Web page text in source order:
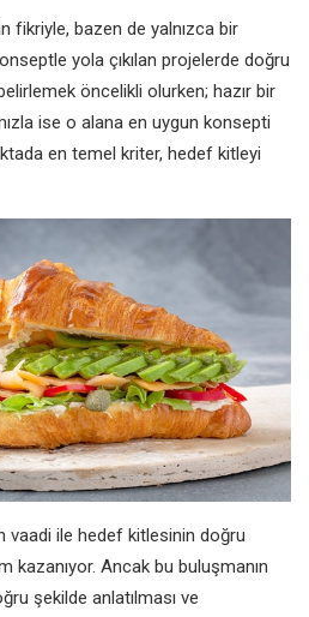
fikriyle, bazen de yalnızca bir
yola çıkılan projelerde doğru
öncelikli olurken; hazır bir
ise o alana en uygun konsepti
en temel kriter, hedef kitleyi
vaadi ile hedef kitlesinin doğru
kazanıyor. Ancak bu buluşmanın
şekilde anlatılması ve